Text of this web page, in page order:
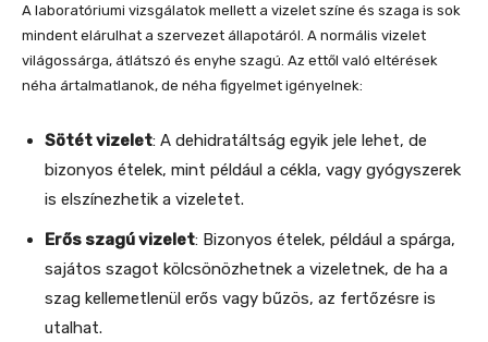
A laboratóriumi vizsgálatok mellett a vizelet színe és szaga is sok
mindent elárulhat a szervezet állapotáról. A normális vizelet
világossárga, átlátszó és enyhe szagú. Az ettől való eltérések
néha ártalmatlanok, de néha figyelmet igényelnek:
Sötét vizelet: A dehidratáltság egyik jele lehet, de
bizonyos ételek, mint például a cékla, vagy gyógyszerek
is elszínezhetik a vizeletet.
Erős szagú vizelet: Bizonyos ételek, például a spárga,
sajátos szagot kölcsönözhetnek a vizeletnek, de ha a
szag kellemetlenül erős vagy bűzös, az fertőzésre is
utalhat.